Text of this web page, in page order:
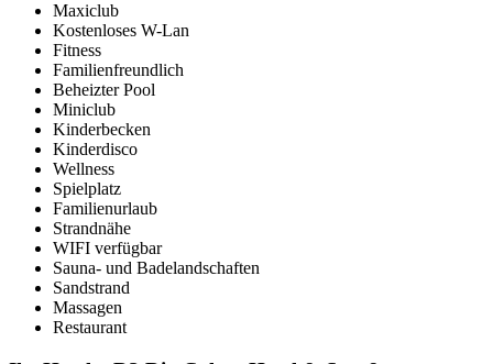
Maxiclub
Kostenloses W-Lan
Fitness
Familienfreundlich
Beheizter Pool
Miniclub
Kinderbecken
Kinderdisco
Wellness
Spielplatz
Familienurlaub
Strandnähe
WIFI verfügbar
Sauna- und Badelandschaften
Sandstrand
Massagen
Restaurant